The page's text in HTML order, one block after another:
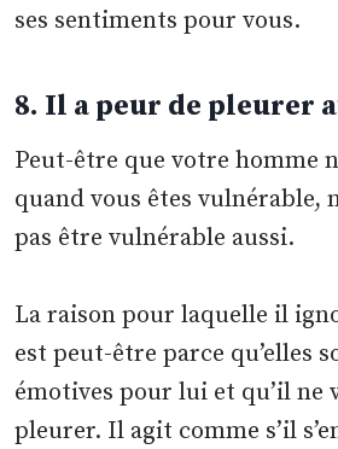
ses sentiments pour vous.
8. Il a peur de pleurer
Peut-être que votre homme
quand vous êtes vulnérable,
pas être vulnérable aussi.
La raison pour laquelle il
est peut-être parce qu’elles
émotives pour lui et qu’il ne
pleurer. Il agit comme s’il